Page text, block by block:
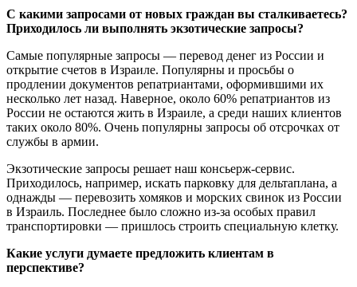
С какими запросами от новых граждан вы сталкиваетесь?
Приходилось ли выполнять экзотические запросы?
Самые популярные запросы — перевод денег из России и
открытие счетов в Израиле. Популярны и просьбы о
продлении документов репатриантами, оформившими их
несколько лет назад. Наверное, около 60% репатриантов из
России не остаются жить в Израиле, а среди наших клиентов
таких около 80%. Очень популярны запросы об отсрочках от
службы в армии.
Экзотические запросы решает наш консьерж-сервис.
Приходилось, например, искать парковку для дельтаплана, а
однажды — перевозить хомяков и морских свинок из России
в Израиль. Последнее было сложно из-за особых правил
транспортировки — пришлось строить специальную клетку.
Какие услуги думаете предложить клиентам в
перспективе?